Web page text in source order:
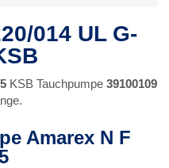
014 UL G-
KSB Tauchpumpe 39100109
Amarex N F